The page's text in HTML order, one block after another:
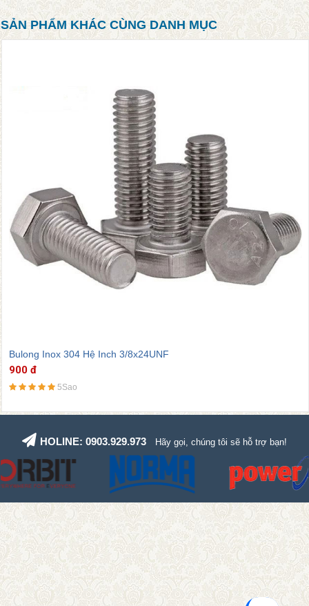
SẢN PHẨM KHÁC CÙNG DANH MỤC
Bulong Inox 304 Hệ Inch 3/8x24UNF
900 đ
5Sao
HOLINE: 0903.929.973 Hãy gọi, chúng tôi sẽ hỗ trợ bạn!